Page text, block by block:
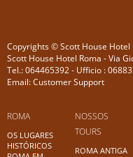
Copyrights © Scott House
Scott House Hotel Roma - Via
Tel.: 064465392 - Ufficio :
Email: Customer Support
ROMA
OS LUGARES
HISTÓRICOS
NOSSOS
TOURS
ROMA ANTIGA